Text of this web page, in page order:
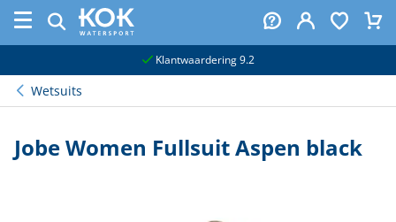
Klantwaardering 9.2
Wetsuits
Jobe Women Fullsuit Aspen black